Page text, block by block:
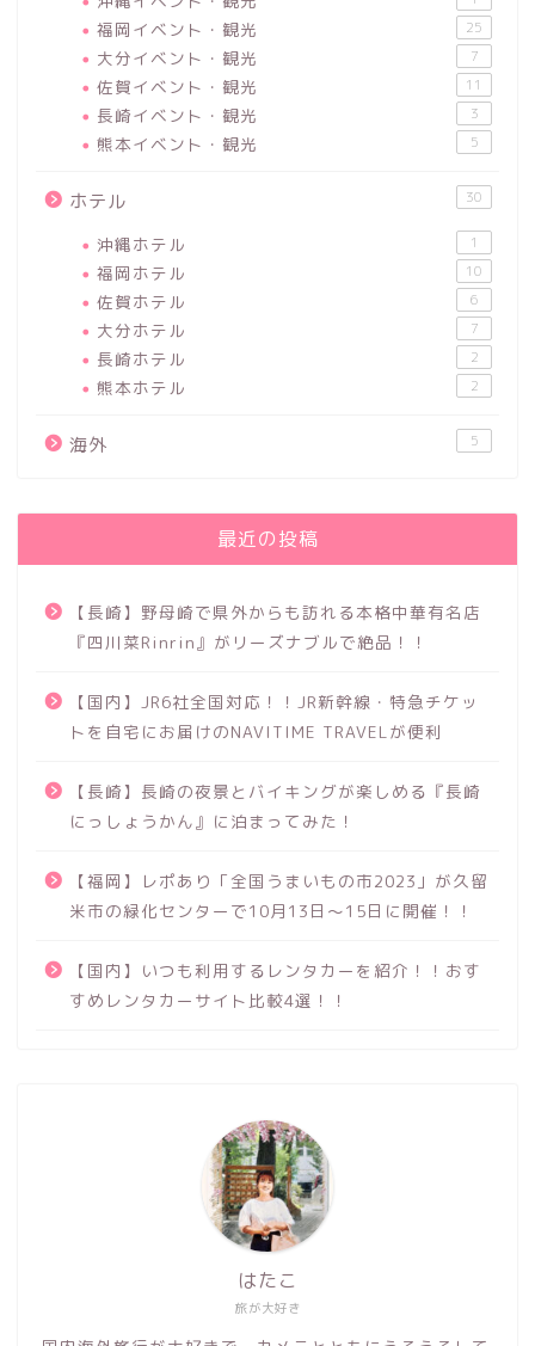
福岡イベント・観光 25
大分イベント・観光 7
佐賀イベント・観光 11
長崎イベント・観光 3
熊本イベント・観光 5
ホテル 30
沖縄ホテル 1
福岡ホテル 10
佐賀ホテル 6
大分ホテル 7
長崎ホテル 2
熊本ホテル 2
海外 5
最近の投稿
【長崎】野母崎で県外からも訪れる本格中華有名店
『四川菜Rinrin』がリーズナブルで絶品！！
【国内】JR6社全国対応！！JR新幹線・特急チケッ
トを自宅にお届けのNAVITIME TRAVELが便利
【長崎】長崎の夜景とバイキングが楽しめる『長崎
にっしょうかん』に泊まってみた！
【福岡】レポあり「全国うまいもの市2023」が久留
米市の緑化センターで10月13日～15日に開催！！
【国内】いつも利用するレンタカーを紹介！！おす
すめレンタカーサイト比較4選！！
旅が大好き
はたこ